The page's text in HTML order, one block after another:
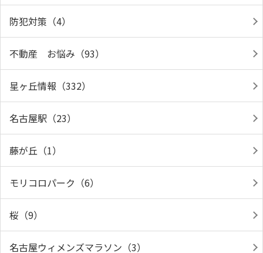
防犯対策（4）
不動産 お悩み（93）
星ヶ丘情報（332）
名古屋駅（23）
藤が丘（1）
モリコロパーク（6）
桜（9）
名古屋ウィメンズマラソン（3）